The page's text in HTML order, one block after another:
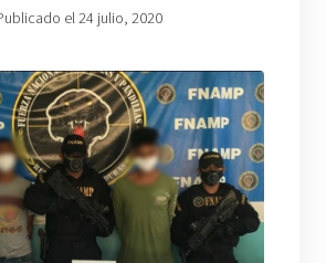
el 24 julio, 2020